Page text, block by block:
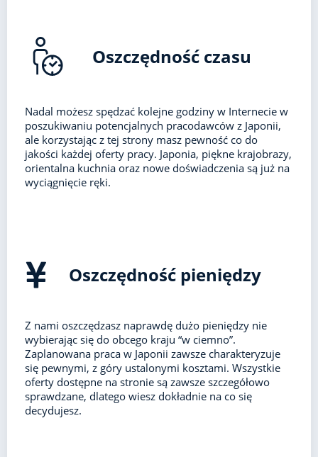
Oszczędność czasu
Nadal możesz spędzać kolejne godziny w Internecie w
poszukiwaniu potencjalnych pracodawców z Japonii,
ale korzystając z tej strony masz pewność co do
jakości każdej oferty pracy. Japonia, piękne krajobrazy,
orientalna kuchnia oraz nowe doświadczenia są już na
wyciągnięcie ręki.
Oszczędność pieniędzy
Z nami oszczędzasz naprawdę dużo pieniędzy nie
wybierając się do obcego kraju “w ciemno”.
Zaplanowana praca w Japonii zawsze charakteryzuje
się pewnymi, z góry ustalonymi kosztami. Wszystkie
oferty dostępne na stronie są zawsze szczegółowo
sprawdzane, dlatego wiesz dokładnie na co się
decydujesz.